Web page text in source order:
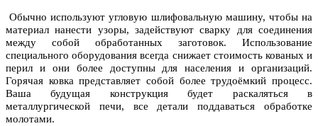
Обычно используют угловую шлифовальную машину, чтобы на
материал нанести узоры, задействуют сварку для соединения
между собой обработанных заготовок. Использование
специального оборудования всегда снижает стоимость кованых и
перил и они более доступны для населения и организаций.
Горячая ковка представляет собой более трудоёмкий процесс.
Ваша будущая конструкция будет раскаляться в
металлургической печи, все детали поддаваться обработке
молотами.